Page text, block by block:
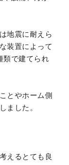
地震に耐えら
装置によって
類で建てられ
とやホーム側
ました。
えるとても良